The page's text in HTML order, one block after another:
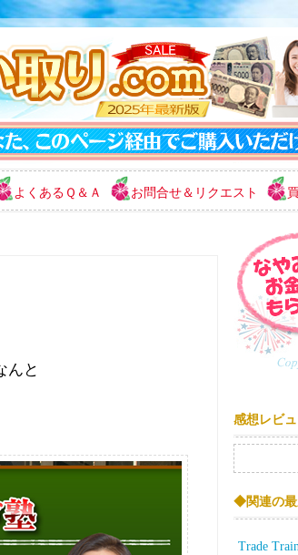
よくあるＱ＆Ａ お問合せ＆リクエスト
んと
感想レビ
検索:
◆関連の最
Trade